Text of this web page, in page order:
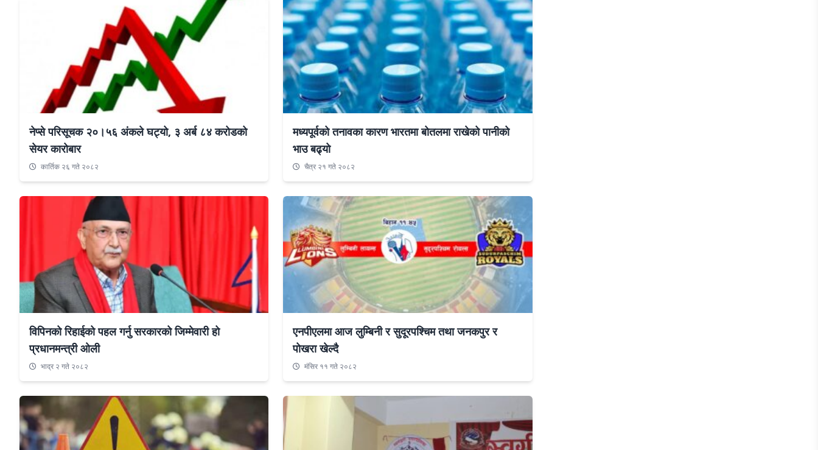
नेप्से परिसूचक २०।५६ अंकले घट्यो, ३ अर्ब ८४ करोडको
सेयर कारोबार
कार्तिक २६ गते २०८२
मध्यपूर्वको तनावका कारण भारतमा बोतलमा राखेको पानीको
भाउ बढ्यो
चैत्र २१ गते २०८२
विपिनको रिहाईको पहल गर्नु सरकारको जिम्मेवारी हो
प्रधानमन्त्री ओली
भाद्र २ गते २०८२
एनपीएलमा आज लुम्बिनी र सुदूरपश्चिम तथा जनकपुर र
पोखरा खेल्दै
मंसिर ११ गते २०८२